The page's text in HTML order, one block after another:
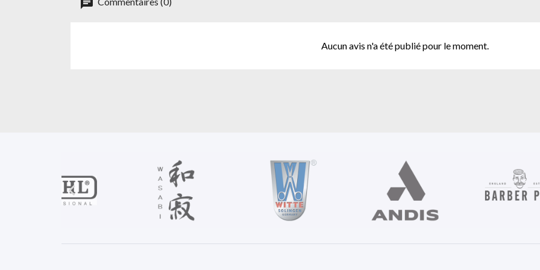
Aucun avis n'a été publié pour le moment.
